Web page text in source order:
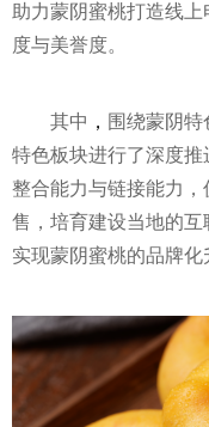
助力蒙阴蜜桃打造线
度与美誉度。
其中 ， 围绕蒙阴
特色板块进行了深度
整合能力与链接能力
售，培育建设当地的
实现蒙阴蜜桃的品牌化